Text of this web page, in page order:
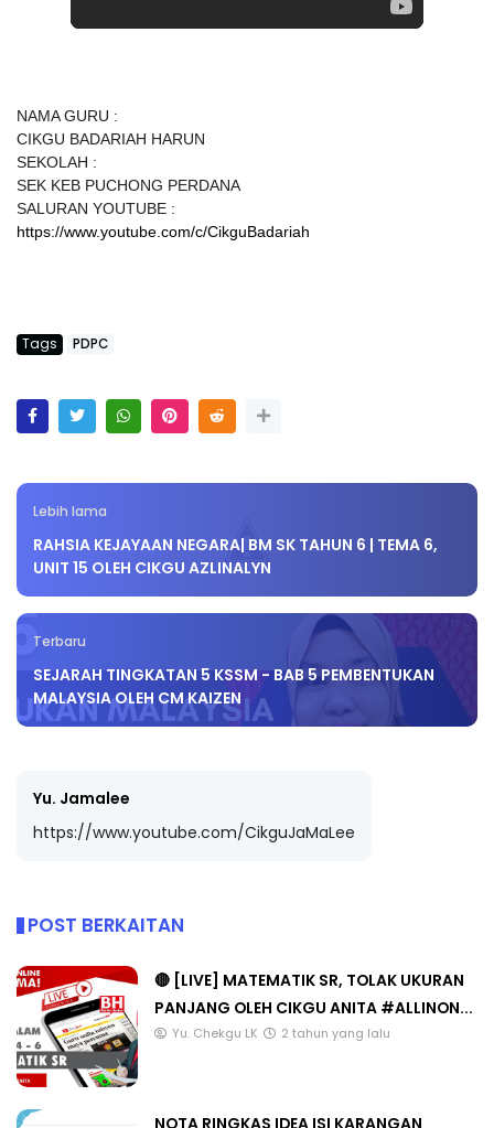
NAMA GURU :
CIKGU BADARIAH HARUN
SEKOLAH :
SEK KEB PUCHONG PERDANA
SALURAN YOUTUBE :
https://www.youtube.com/c/CikguBadariah
Tags PDPC
Lebih lama
RAHSIA KEJAYAAN NEGARA| BM SK TAHUN 6 | TEMA 6,
UNIT 15 OLEH CIKGU AZLINALYN
Terbaru
SEJARAH TINGKATAN 5 KSSM - BAB 5 PEMBENTUKAN
MALAYSIA OLEH CM KAIZEN
Yu. Jamalee
https://www.youtube.com/CikguJaMaLee
POST BERKAITAN
🔴 [LIVE] MATEMATIK SR, TOLAK UKURAN
PANJANG OLEH CIKGU ANITA #ALLINON...
Yu. Chekgu LK 2 tahun yang lalu